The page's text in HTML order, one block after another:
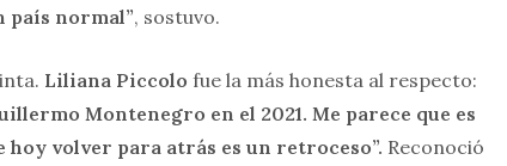
país normal”, sostuvo.
Liliana Piccolo fue la más honesta al respecto:
Montenegro en el 2021. Me parece que es
hoy volver para atrás es un retroceso”. Reconoció